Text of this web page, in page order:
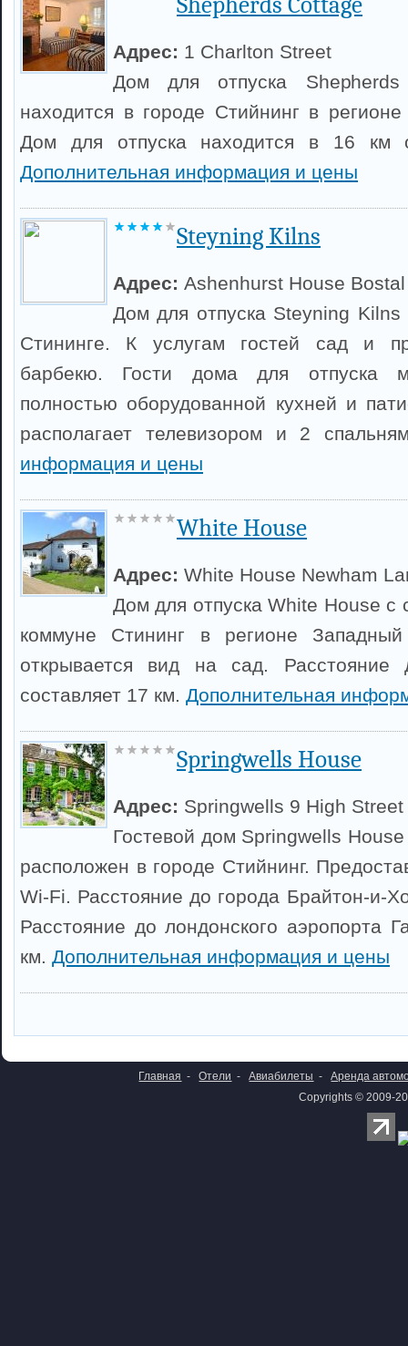
Адрес: 1 Charlton Street
Дом для отпуска
находится в городе Стийнинг в
Дом для отпуска находится в 16 км
Дополнительная информация и цены
Steyning Kilns
Адрес: Ashenhurst House
Дом для отпуска Steyning Kilns
Стининге. К услугам гостей сад и
барбекю. Гости дома для отпуска
полностью оборудованной кухней и
располагает телевизором и 2
информация и цены
White House
Адрес: White House Newham
Дом для отпуска White House с
коммуне Стининг в регионе
открывается вид на сад. Расстояние
составляет 17 км. Дополнительная
Springwells House
Адрес: Springwells 9 High Street
Гостевой дом Springwells
расположен в городе Стийнинг.
Wi-Fi. Расстояние до города Брайтон-и-
Расстояние до лондонского аэропорта
км. Дополнительная информация и цены
Главная - Отели - Авиабилеты -
Аренда
Copyrights © 2009-